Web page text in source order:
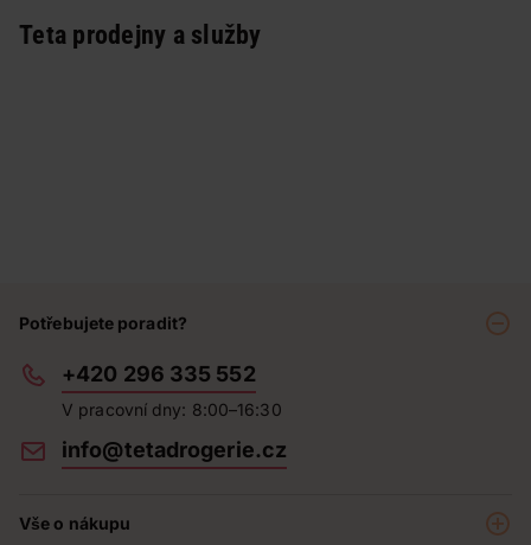
Teta prodejny a služby
Potřebujete poradit?
+420 296 335 552
V pracovní dny: 8:00–16:30
info@tetadrogerie.cz
Vše o nákupu